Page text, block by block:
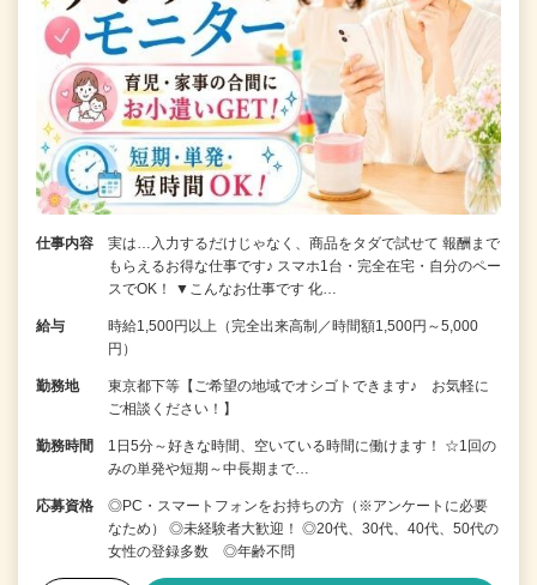
仕事内容
実は…入力するだけじゃなく、商品をタダで試せて 報酬まで
もらえるお得な仕事です♪ スマホ1台・完全在宅・自分のペー
スでOK！ ▼こんなお仕事です 化…
給与
時給1,500円以上（完全出来高制／時間額1,500円～5,000
円）
勤務地
東京都下等【ご希望の地域でオシゴトできます♪ お気軽に
ご相談ください！】
勤務時間
1日5分～好きな時間、空いている時間に働けます！ ☆1回の
みの単発や短期～中長期まで…
応募資格
◎PC・スマートフォンをお持ちの方（※アンケートに必要
なため） ◎未経験者大歓迎！ ◎20代、30代、40代、50代の
女性の登録多数 ◎年齢不問